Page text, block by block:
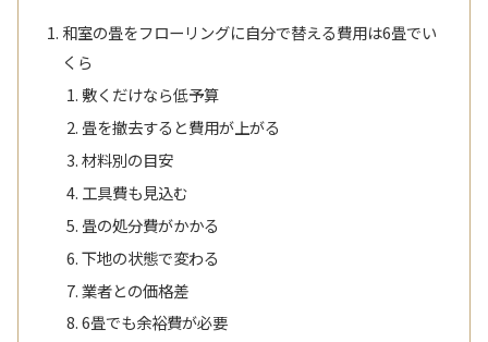
和室の畳をフローリングに自分で替える費用は6畳でい
くら
敷くだけなら低予算
畳を撤去すると費用が上がる
材料別の目安
工具費も見込む
畳の処分費がかかる
下地の状態で変わる
業者との価格差
6畳でも余裕費が必要